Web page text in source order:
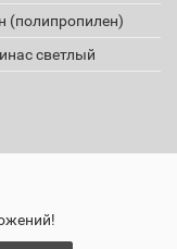
(полипропилен)
светлый